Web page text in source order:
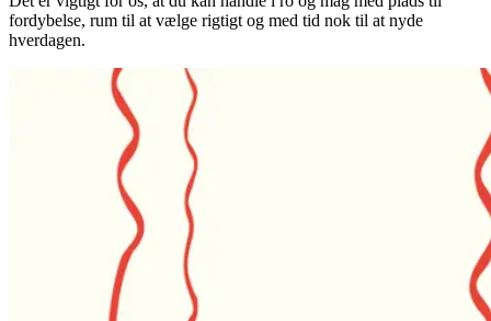
fordybelse, rum til at vælge rigtigt og med tid nok til at nyde
hverdagen.